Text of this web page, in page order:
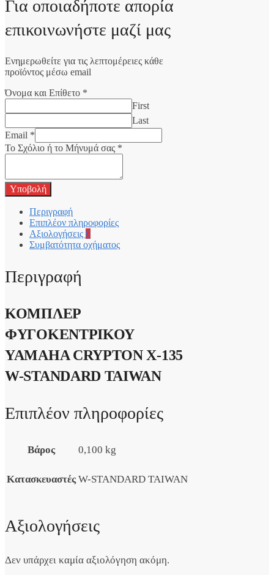
Για οποιαδήποτε απορία
επικοινωνήστε μαζί μας
Ενημερωθείτε για τις λεπτομέρειες κάθε
προϊόντος μέσω email
Όνομα και Επίθετο *
First
Last
Email *
Το Σχόλιο ή το Μήνυμά σας *
Υποβολή
Περιγραφή
Επιπλέον πληροφορίες
Αξιολογήσεις 0
Συμβατότητα οχήματος
Περιγραφή
ΚΟΜΠΛΕΡ
ΦΥΓΟΚΕΝΤΡΙΚΟΥ
YAMAHA CRYPTON X-135
W-STANDARD TAIWAN
Επιπλέον πληροφορίες
Βάρος 0,100 kg
Κατασκευαστές W-STANDARD TAIWAN
Αξιολογήσεις
Δεν υπάρχει καμία αξιολόγηση ακόμη.